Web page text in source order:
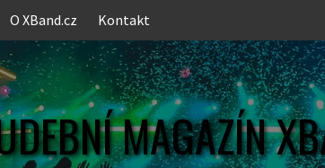
O XBand.cz Kontakt
MAGAZÍN